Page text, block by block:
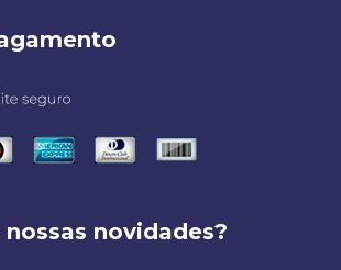
novidades?